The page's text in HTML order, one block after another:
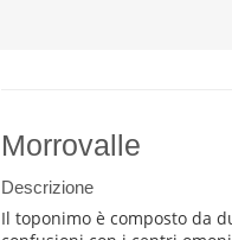
Morrovalle
Descrizione
Il toponimo è composto da